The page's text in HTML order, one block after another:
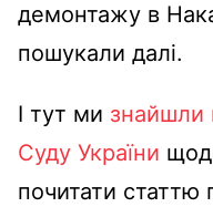
демонтажу в
пошукали далі.
І тут ми знайшли
Суду України
почитати